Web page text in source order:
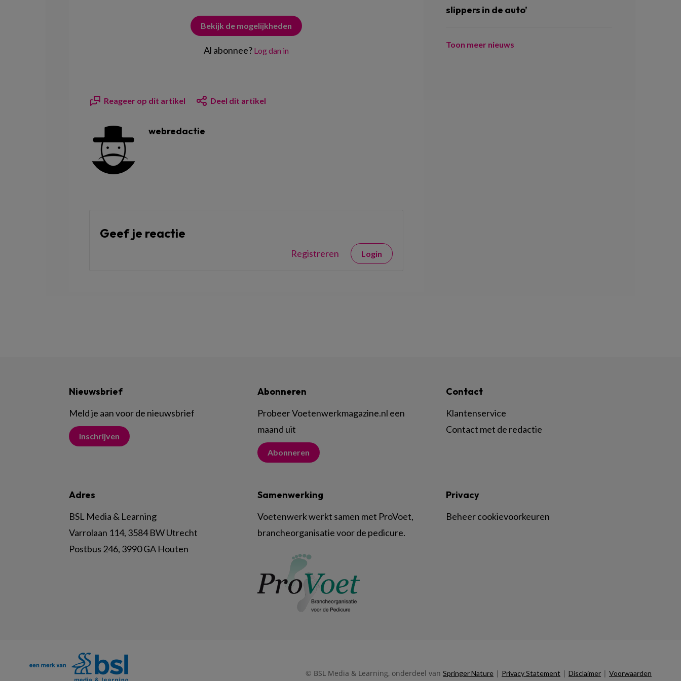
Bekijk de mogelijkheden
Al abonnee? Log dan in
Reageer op dit artikel Deel dit artikel
webredactie
Geef je reactie
Registreren Login
slippers in de auto’
Toon meer nieuws
Nieuwsbrief
Meld je aan voor de nieuwsbrief
Inschrijven
Abonneren
Probeer Voetenwerkmagazine.nl een
maand uit
Abonneren
Contact
Klantenservice
Contact met de redactie
Adres
BSL Media & Learning
Varrolaan 114, 3584 BW Utrecht
Postbus 246, 3990 GA Houten
Samenwerking
Voetenwerk werkt samen met ProVoet,
brancheorganisatie voor de pedicure.
Privacy
Beheer cookievoorkeuren
© BSL Media & Learning, onderdeel van Springer Nature | Privacy Statement | Disclaimer | Voorwaarden